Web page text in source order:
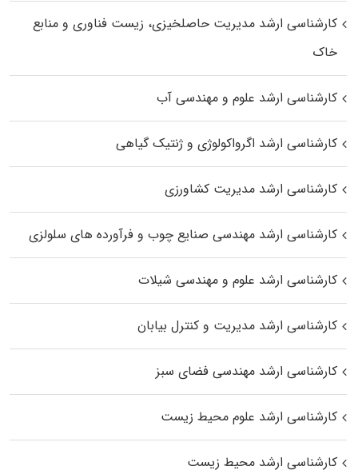
کارشناسی ارشد مدیریت حاصلخیزی، زیست فناوری و منابع
خاک
کارشناسی ارشد علوم و مهندسی آب
کارشناسی ارشد اگرواکولوژی و ژنتیک گیاهی
کارشناسی ارشد مدیریت کشاورزی
کارشناسی ارشد مهندسی صنایع چوب و فرآورده‌ های سلولزی
کارشناسی ارشد علوم و مهندسی شیلات
کارشناسی ارشد مدیریت و کنترل بیابان
کارشناسی ارشد مهندسی فضای سبز
کارشناسی ارشد علوم محیط‌ زیست
کارشناسی ارشد محیط زیست